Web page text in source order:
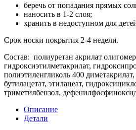
беречь от попадания прямых
наносить в 1-2 слоя;
хранить в недоступном для
Срок носки покрытия 2-4 недели.
Состав: полиуретан акрилат
гидроксиэтилметакрилат,
полиэтиленгликоль 400
бутилацетат, этилацеат,
триметилбензол,
Описание
Детали